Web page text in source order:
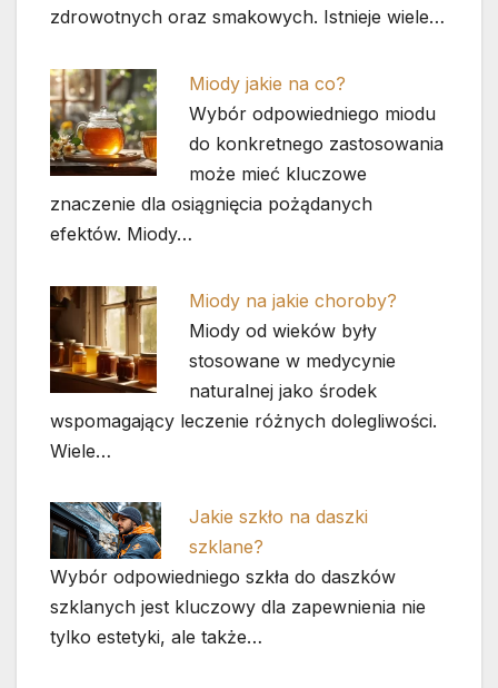
zdrowotnych oraz smakowych. Istnieje wiele…
Miody jakie na co?
Wybór odpowiedniego miodu
do konkretnego zastosowania
może mieć kluczowe
znaczenie dla osiągnięcia pożądanych
efektów. Miody…
Miody na jakie choroby?
Miody od wieków były
stosowane w medycynie
naturalnej jako środek
wspomagający leczenie różnych dolegliwości.
Wiele…
Jakie szkło na daszki
szklane?
Wybór odpowiedniego szkła do daszków
szklanych jest kluczowy dla zapewnienia nie
tylko estetyki, ale także…